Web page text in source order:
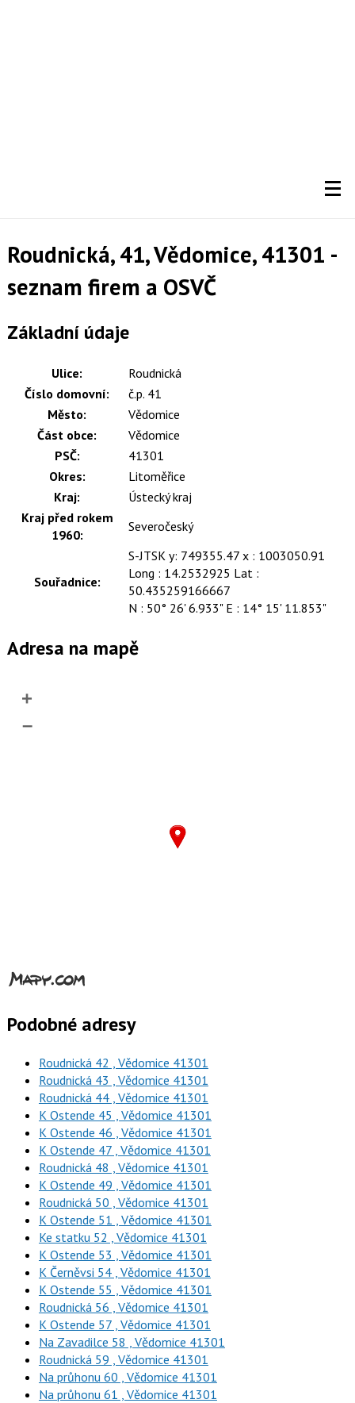
Roudnická, 41, Vědomice, 41301 -
seznam firem a OSVČ
Základní údaje
Ulice:
Roudnická
Číslo domovní:
č.p. 41
Město:
Vědomice
Část obce:
Vědomice
PSČ:
41301
Okres:
Litoměřice
Kraj:
Ústecký kraj
Kraj před rokem
1960:
Severočeský
Souřadnice:
S-JTSK y: 749355.47 x : 1003050.91
Long : 14.2532925 Lat :
50.435259166667
N : 50° 26' 6.933" E : 14° 15' 11.853"
Adresa na mapě
+
–
Podobné adresy
Roudnická 42 , Vědomice 41301
Roudnická 43 , Vědomice 41301
Roudnická 44 , Vědomice 41301
K Ostende 45 , Vědomice 41301
K Ostende 46 , Vědomice 41301
K Ostende 47 , Vědomice 41301
Roudnická 48 , Vědomice 41301
K Ostende 49 , Vědomice 41301
Roudnická 50 , Vědomice 41301
K Ostende 51 , Vědomice 41301
Ke statku 52 , Vědomice 41301
K Ostende 53 , Vědomice 41301
K Černěvsi 54 , Vědomice 41301
K Ostende 55 , Vědomice 41301
Roudnická 56 , Vědomice 41301
K Ostende 57 , Vědomice 41301
Na Zavadilce 58 , Vědomice 41301
Roudnická 59 , Vědomice 41301
Na průhonu 60 , Vědomice 41301
Na průhonu 61 , Vědomice 41301